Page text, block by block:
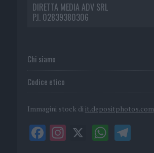
DIRETTA MEDIA ADV SRL
P.I. 02839380306
Chi siamo
Codice etico
Immagini stock di it.depositphotos.com